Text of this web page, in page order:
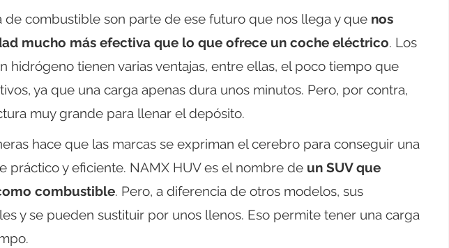
de combustible son parte de ese futuro que nos llega y que nos
mucho más efectiva que lo que ofrece un coche eléctrico. Los
hidrógeno tienen varias ventajas, entre ellas, el poco tiempo que
ya que una carga apenas dura unos minutos. Pero, por contra,
muy grande para llenar el depósito.
hace que las marcas se expriman el cerebro para conseguir una
práctico y eficiente. NAMX HUV es el nombre de un SUV que
combustible. Pero, a diferencia de otros modelos, sus
y se pueden sustituir por unos llenos. Eso permite tener una carga